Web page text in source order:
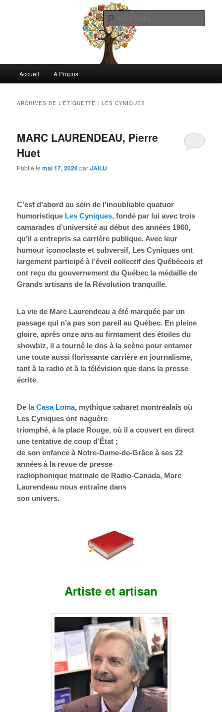
Commentaires littéraires en tout genre
principal
Accueil A Propos
ARCHIVES DE L’ÉTIQUETTE :LES CYNIQUES
MARC LAURENDEAU, Pierre
Huet
Publié lemai 17, 2026parJAILU
C’est d’abord au sein de l’inoubliable quatuor
humoristique Les Cyniques, fondé par lui avec trois
camarades d’université au début des années 1960,
qu’il a entrepris sa carrière publique. Avec leur
humour iconoclaste et subversif, Les Cyniques ont
largement participé à l’éveil collectif des Québécois et
ont reçu du gouvernement du Québec la médaille de
Grands artisans de la Révolution tranquille.
La vie de Marc Laurendeau a été marquée par un
passage qui n’a pas son pareil au Québec. En pleine
gloire, après onze ans au firmament des étoiles du
showbiz, il a tourné le dos à la scène pour entamer
une toute aussi florissante carrière en journalisme,
tant à la radio et à la télévision que dans la presse
écrite.
De la Casa Loma, mythique cabaret montréalais où
Les Cyniques ont naguère
triomphé, à la place Rouge, où il a couvert en direct
une tentative de coup d’État ;
de son enfance à Notre-Dame-de-Grâce à ses 22
années à la revue de presse
radiophonique matinale de Radio-Canada, Marc
Laurendeau nous entraîne dans
son univers.
Artiste et artisan